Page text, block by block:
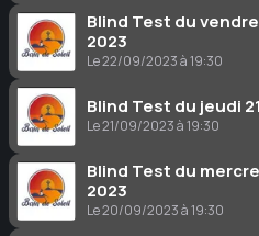
Blind Test du
2023
Le 22/09/2023 à 19:30
Blind Test du jeudi
Le 21/09/2023 à 19:30
Blind Test du
2023
Le 20/09/2023 à 19:30